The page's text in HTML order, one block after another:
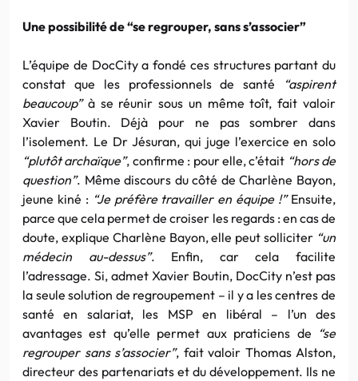
Une possibilité de “se regrouper, sans s’associer”
L’équipe de DocCity a fondé ces structures partant du
constat que les professionnels de santé
“aspirent
beaucoup”à se réunir sous un même toît, fait valoir
Xavier Boutin. Déjà pour ne pas sombrer dans
l’isolement. Le Dr Jésuran, qui juge l’exercice en solo
“plutôt archaïque”, confirme : pour elle, c’était “hors de
question”. Même discours du côté de Charlène Bayon,
jeune kiné : “Je préfère travailler en équipe !”Ensuite,
parce que cela permet de croiser les regards : en cas de
doute, explique Charlène Bayon, elle peut solliciter “un
médecin au-dessus”. Enfin, car cela facilite
l’adressage. Si, admet Xavier Boutin, DocCity n’est pas
la seule solution de regroupement – il y a les centres de
santé en salariat, les MSP en libéral – l’un des
avantages est qu’elle permet aux praticiens de “se
regrouper sans s’associer”, fait valoir Thomas Alston,
directeur des partenariats et du développement. Ils ne